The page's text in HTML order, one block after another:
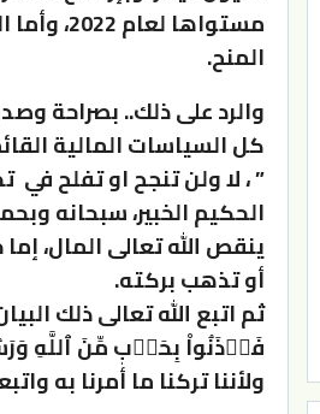
المنح.
والرد على ذلك.. بصراحة
كل السياسات المالية
” ، لا ولن تنجح او تفلح في
الحكيم الخبير، سبحانه
ينقص الله تعالى المال،
أو تذهب بركته.
ثم اتبع الله تعالى ذلك
فَأۡذَنُواْ بِحَرۡبٖ مِّنَ ٱللَّهِ
ولأننا تركنا ما أمرنا به